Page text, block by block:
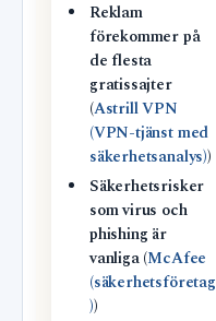
Reklam
förekommer på
de flesta
gratissajter
(Astrill VPN
(VPN-tjänst med
säkerhetsanalys))
Säkerhetsrisker
som virus och
phishing är
vanliga (McAfee
(säkerhetsföretag
))